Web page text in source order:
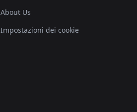
About Us
Impostazioni dei cookie